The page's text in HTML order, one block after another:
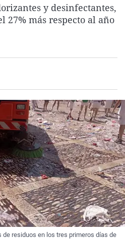
La rosa de los vientos
Gente viajera
Caso
Retornados
Operación Viuda
Extremadura
Galicia
Navarra
Virales
Televisión
y desinfectantes,
27% más respecto al año
de residuos en los tres primeros días de